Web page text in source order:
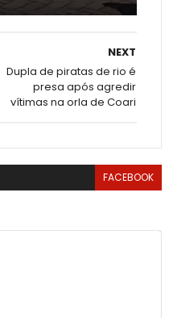
NEXT
Dupla de piratas de rio é
presa após agredir
vítimas na orla de Coari
FACEBOOK